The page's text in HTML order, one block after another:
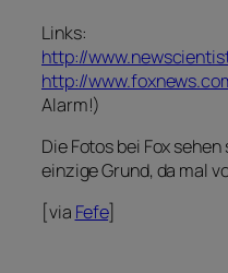
Links:
http://
http://
Alarm!)
Die Fotos bei Fox
einzige Grund, da mal
[via Fefe]